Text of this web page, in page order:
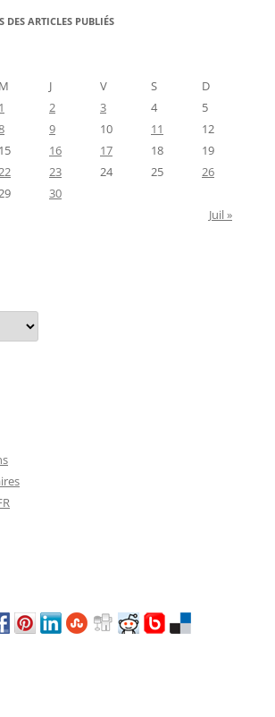
DES ARTICLES PUBLIÉS
M J V S
D
1
2 3 4
5
9 10 11
12
15 16 17 18
19
23 24 25
26
30
Juil »